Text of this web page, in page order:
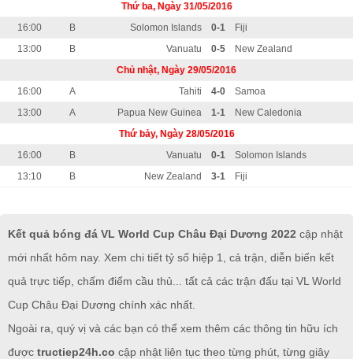
Thứ ba, Ngày 31/05/2016
16:00
B Solomon Islands 0-1
Fiji
13:00
B Vanuatu 0-5
New Zealand
Chủ nhật, Ngày 29/05/2016
16:00
A Tahiti 4-0
Samoa
13:00
A Papua New Guinea 1-1
New Caledonia
Thứ bảy, Ngày 28/05/2016
16:00
B Vanuatu 0-1
Solomon Islands
13:10
B New Zealand 3-1 Fiji
Kết quả bóng đá VL World Cup Châu Đại Dương 2022 cập nhật
mới nhất hôm nay. Xem chi tiết tỷ số hiệp 1, cả trận, diễn biến kết
quả trực tiếp, chấm điểm cầu thủ... tất cả các trận đấu tại VL World
Cup Châu Đại Dương chính xác nhất.
Ngoài ra, quý vị và các bạn có thể xem thêm các thông tin hữu ích
được tructiep24h.co cập nhật liên tục theo từng phút, từng giây